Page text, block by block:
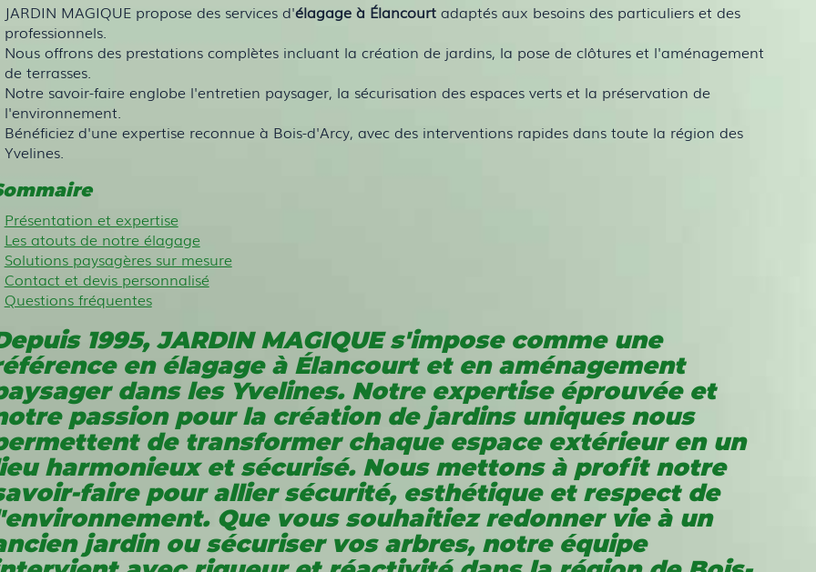
JARDIN MAGIQUE propose des services d'élagage à Élancourtadaptés aux besoins des particuliers et des
professionnels.
Nous offrons des prestations complètes incluant la création de jardins, la pose de clôtures et l'aménagement
de terrasses.
Notre savoir-faire englobe l'entretien paysager, la sécurisation des espaces verts et la préservation de
l'environnement.
Bénéficiez d'une expertise reconnue à Bois-d'Arcy, avec des interventions rapides dans toute la région des
Yvelines.
Présentation et expertise
Les atouts de notre élagage
Solutions paysagères sur mesure
Contact et devis personnalisé
Questions fréquentes
1995, JARDIN MAGIQUE s'impose comme une
en élagage à Élancourtet en aménagement
dans les Yvelines. Notre expertise éprouvée et
passion pour la création de jardins uniques nous
de transformer chaque espace extérieur en un
harmonieux et sécurisé. Nous mettons à profit notre
faire pour allier sécurité, esthétique et respect de
Que vous souhaitiez redonner vie à un
jardin ou sécuriser vos arbres, notre équipe